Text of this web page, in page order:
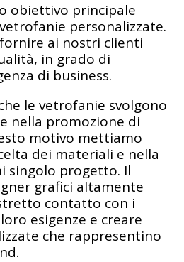
obiettivo principale
personalizzate.
ai nostri clienti
in grado di
di business.
le vetrofanie svolgono
nella promozione di
motivo mettiamo
dei materiali e nella
singolo progetto. Il
grafici altamente
contatto con i
esigenze e creare
che rappresentino